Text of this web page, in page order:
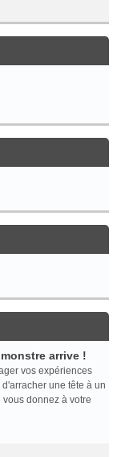
arrive !
vos expériences
une tête à un
donnez à votre